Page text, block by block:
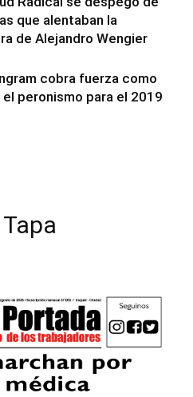
que alentaban la
de Alejandro Wengier
cobra fuerza como
peronismo para el 2019